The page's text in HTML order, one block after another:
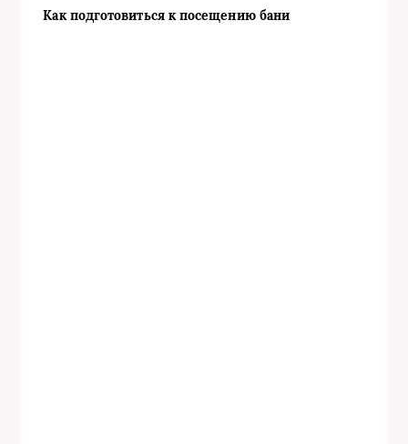
Как подготовиться к посещению бани